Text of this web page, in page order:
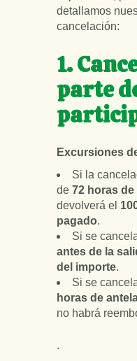
detallamos
cancelación:
1.
parte
Excursiones
Si la
de72 horas
devolverá el
pagado.
Si se
antes de la
del importe.
Si se
horas de
no habrá
.